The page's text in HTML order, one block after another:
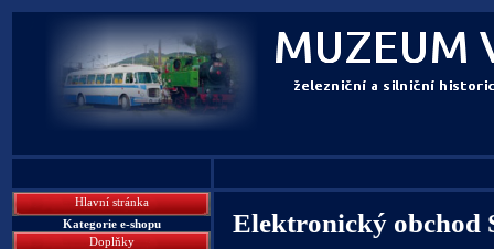
Hlavní stránka
Kategorie e-shopu
Doplňky
Elektronický obchod